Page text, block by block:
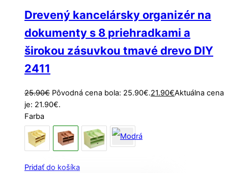
Drevený kancelársky organizér na
dokumenty s 8 priehradkami a
širokou zásuvkou tmavé drevo DIY
2411
25.90€ Pôvodná cena bola: 25.90€.21.90€Aktuálna cena
je: 21.90€.
Farba
Pridať do košíka